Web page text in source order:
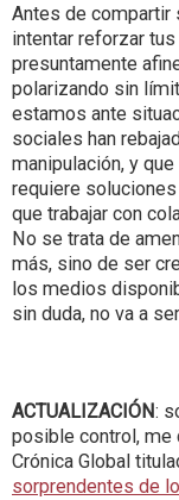
Antes de compartir
intentar reforzar
presuntamente
polarizando sin
estamos ante
sociales han
manipulación, y
requiere
que trabajar con
No se trata de
más, sino de ser
los medios
sin duda, no va a
ACTUALIZACIÓN:
posible control, me
Crónica Global
sorprendentes de